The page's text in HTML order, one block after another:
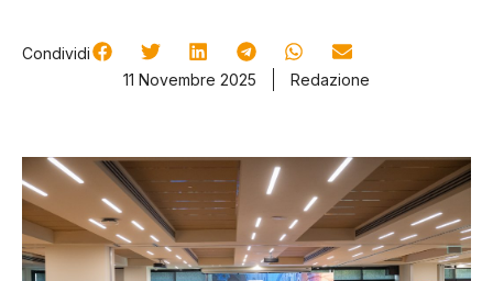
Condividi
11 Novembre 2025
Redazione